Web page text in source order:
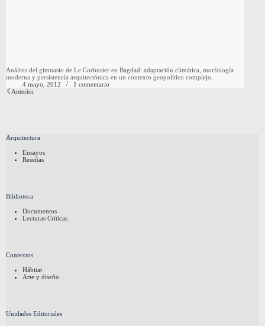
Análisis del gimnasio de Le Corbusier en Bagdad: adaptación climática, morfología
moderna y persistencia arquitectónica en un contexto geopolítico complejo.
4 mayo, 2012
1 comentario
Anterior
Arquitectura
Ensayos
Reseñas
Biblioteca
Documentos
Lecturas Críticas
Contextos
Hábitat
Arte y diseño
Unidades Editoriales